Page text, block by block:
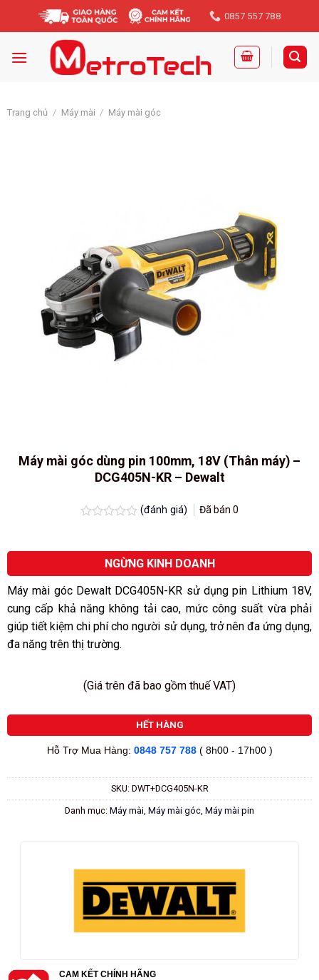
0857 557 788
Trang chủ / Máy mài / Máy mài góc
Máy mài góc dùng pin 100mm, 18V (Thân máy) –
DCG405N-KR – Dewalt
hạng
sao
(đánh giá) Đã bán0
NGỪNG KINH DOANH
Máy mài góc Dewalt DCG405N-KR sử dụng pin Lithium 18V,
cung cấp khả năng không tải cao, mức công suất vừa phải
giúp tiết kiệm chi phí cho người sử dụng, trở nên đa ứng dụng,
đa năng trên thị trường.
(Giá trên đã bao gồm thuế VAT)
HẾT HÀNG
Hỗ Trợ Mua Hàng: 0848 757 788 ( 8h00 - 17h00 )
SKU: DWT+DCG405N-KR
Danh mục: Máy mài, Máy mài góc, Máy mài pin
CAM KẾT CHÍNH HÃNG